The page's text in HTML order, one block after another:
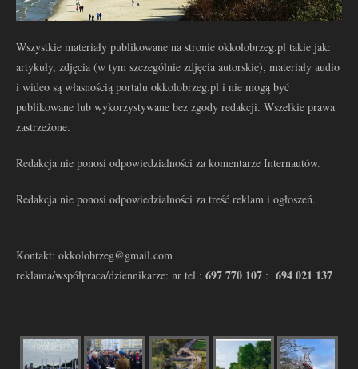
Wszystkie materiały publikowane na stronie okkolobrzeg.pl takie jak:
artykuły, zdjęcia (w tym szczególnie zdjęcia autorskie), materiały audio
i wideo są własnością portalu okkolobrzeg.pl i nie mogą być
publikowane lub wykorzystywane bez zgody redakcji. Wszelkie prawa
zastrzeżone.
Redakcja nie ponosi odpowiedzialności za komentarze Internautów.
Redakcja nie ponosi odpowiedzialności za treść reklam i ogłoszeń.
Kontakt: okkolobrzeg@gmail.com
reklama/współpraca/dziennikarze: nr tel.: 697 770 107 : 694 021 137